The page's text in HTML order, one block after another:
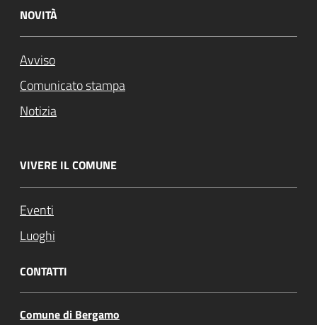
NOVITÀ
Avviso
Comunicato stampa
Notizia
VIVERE IL COMUNE
Eventi
Luoghi
CONTATTI
Comune di Bergamo